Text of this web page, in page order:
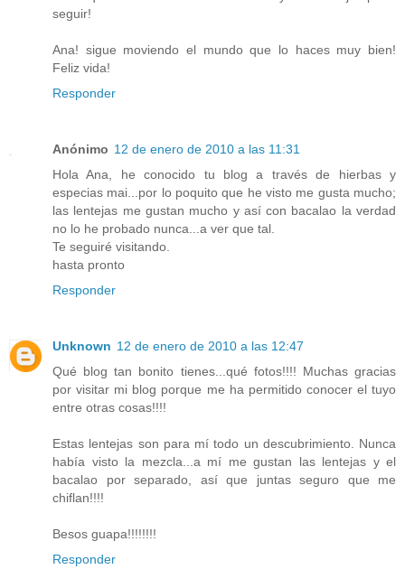
seguir!
Ana! sigue moviendo el mundo que lo haces muy bien!
Feliz vida!
Responder
Anónimo 12 de enero de 2010 a las 11:31
Hola Ana, he conocido tu blog a través de hierbas y
especias mai...por lo poquito que he visto me gusta mucho;
las lentejas me gustan mucho y así con bacalao la verdad
no lo he probado nunca...a ver que tal.
Te seguiré visitando.
hasta pronto
Responder
Unknown 12 de enero de 2010 a las 12:47
Qué blog tan bonito tienes...qué fotos!!!! Muchas gracias
por visitar mi blog porque me ha permitido conocer el tuyo
entre otras cosas!!!!
Estas lentejas son para mí todo un descubrimiento. Nunca
había visto la mezcla...a mí me gustan las lentejas y el
bacalao por separado, así que juntas seguro que me
chiflan!!!!
Besos guapa!!!!!!!!
Responder